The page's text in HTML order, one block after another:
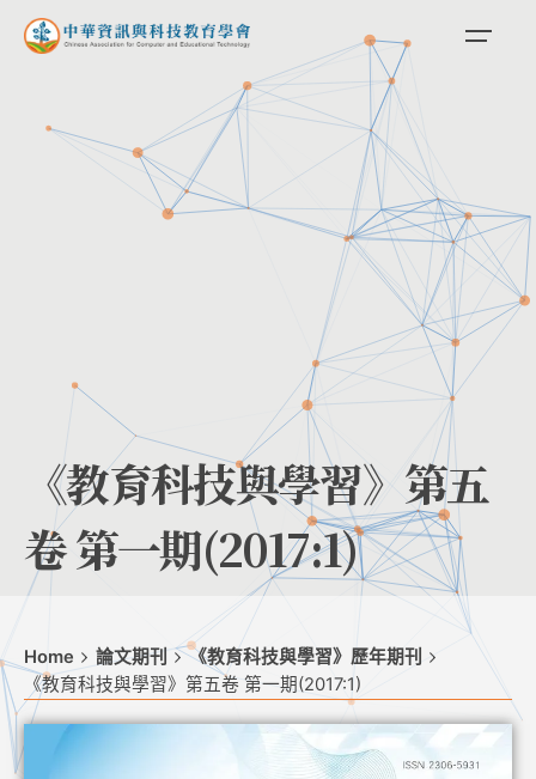
《教育科技與學習》第五
卷 第一期(2017:1)
Home 論文期刊
《教育科技與學習》歷年期刊
《教育科技與學習》第五卷 第一期(2017:1)